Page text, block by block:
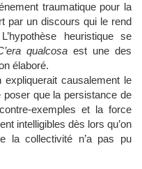
traumatique pour la
par un discours qui le rend
heuristique se
qualcosa est une des
élaboré.
expliquerait causalement le
poser que la persistance de
exemples et la force
intelligibles dès lors qu’on
la collectivité n’a pas pu